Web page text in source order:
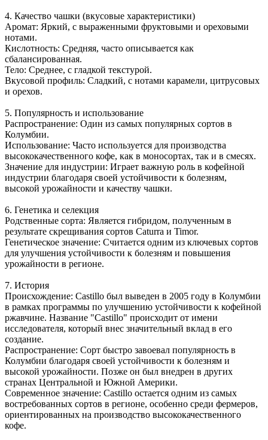
4. Качество чашки (вкусовые характеристики)
Аромат: Яркий, с выраженными фруктовыми и ореховыми
нотами.
Кислотность: Средняя, часто описывается как
сбалансированная.
Тело: Среднее, с гладкой текстурой.
Вкусовой профиль: Сладкий, с нотами карамели, цитрусовых
и орехов.
5. Популярность и использование
Распространение: Один из самых популярных сортов в
Колумбии.
Использование: Часто используется для производства
высококачественного кофе, как в моносортах, так и в смесях.
Значение для индустрии: Играет важную роль в кофейной
индустрии благодаря своей устойчивости к болезням,
высокой урожайности и качеству чашки.
6. Генетика и селекция
Родственные сорта: Является гибридом, полученным в
результате скрещивания сортов Caturra и Timor.
Генетическое значение: Считается одним из ключевых сортов
для улучшения устойчивости к болезням и повышения
урожайности в регионе.
7. История
Происхождение: Castillo был выведен в 2005 году в Колумбии
в рамках программы по улучшению устойчивости к кофейной
ржавчине. Название "Castillo" происходит от имени
исследователя, который внес значительный вклад в его
создание.
Распространение: Сорт быстро завоевал популярность в
Колумбии благодаря своей устойчивости к болезням и
высокой урожайности. Позже он был внедрен в других
странах Центральной и Южной Америки.
Современное значение: Castillo остается одним из самых
востребованных сортов в регионе, особенно среди фермеров,
ориентированных на производство высококачественного
кофе.